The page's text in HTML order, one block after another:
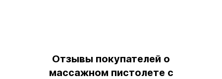
Отзывы покупателей о
массажном пистолете c